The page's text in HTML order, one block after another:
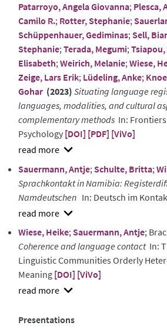
Patarroyo, Angela Giovanna; Plesca,
Camilo R.; Rotter, Stephanie;
Schüppenhauer, Gediminas;Sell,
Stephanie;Terada, Megumi;
Elisabeth;Weirich, Melanie;Wiese,
Zeige, Lars Erik; Lüdeling, Anke;
Gohar (2023) Situating language
languages, modalities, and cultural
complementary methods In:
Psychology [DOI] [PDF] [ViVo]
show
abstract
Sauermann, Antje; Schulte, Britta;
Sprachkontakt in Namibia:
Namdeutschen In: Deutsch im
show
abstract
Wiese, Heike; Sauermann, Antje;
Coherence and language contactIn:
Linguistic Communities Orderly
Meaning [DOI] [ViVo]
show
Presentations